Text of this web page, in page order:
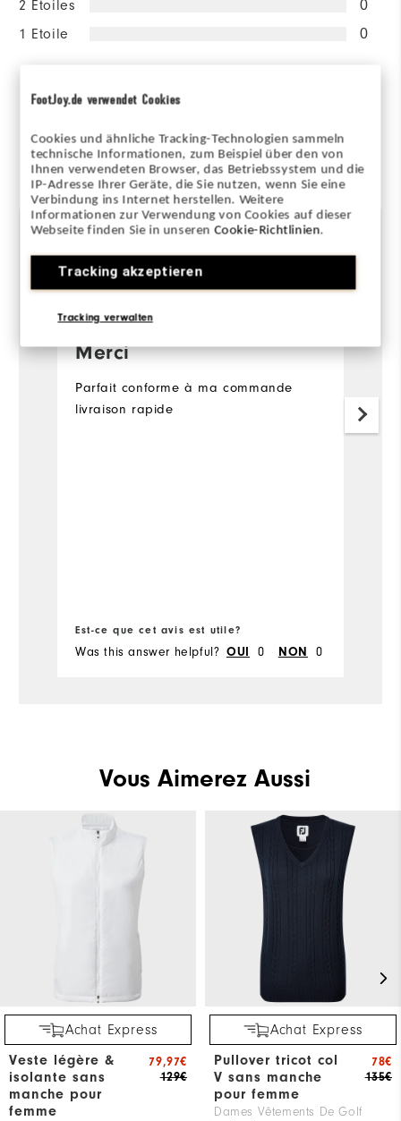
FootJoy.de verwendet Cookies
Cookies und ähnliche Tracking-Technologien sammeln
technische Informationen, zum Beispiel über den von
Ihnen verwendeten Browser, das Betriebssystem und die
IP-Adresse Ihrer Geräte, die Sie nutzen, wenn Sie eine
Verbindung ins Internet herstellen. Weitere
Informationen zur Verwendung von Cookies auf dieser
Webseite finden Sie in unserenCookie-Richtlinien.
Tracking akzeptieren
Tracking verwalten
2 Etoiles 0
1 Etoile 0
recommanderaient à un ami
Commenté par 6 clients
View All
Merci
Martine
Acheteur Vérifié
Parfait conforme à ma commande
livraison rapide
Est-ce que cet avis est utile?
Was this answer helpful? OUI 0 NON 0
Vous Aimerez Aussi
Achat Express
Veste légère &
isolante sans
manche pour
femme
129€
79,97€
Achat Express
Pullover tricot col
V sans manche
pour femme
Dames Vêtements De Golf
135€
78€